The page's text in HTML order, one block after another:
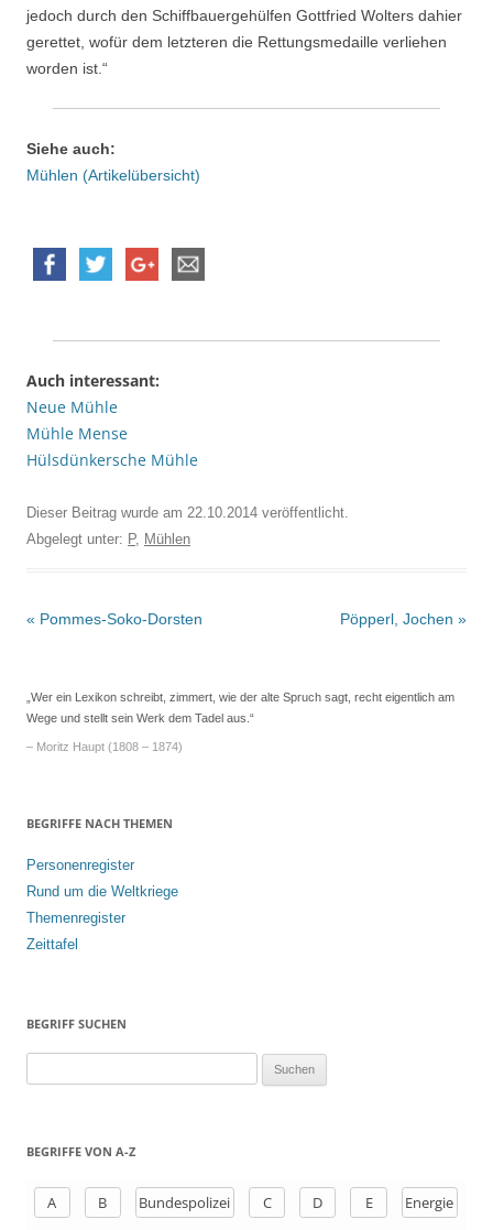
jedoch durch den Schiffbauergehülfen Gottfried Wolters dahier
gerettet, wofür dem letzteren die Rettungsmedaille verliehen
worden ist.“
Siehe auch:
Mühlen (Artikelübersicht)
Auch interessant:
Neue Mühle
Mühle Mense
Hülsdünkersche Mühle
Dieser Beitrag wurde am 22.10.2014 veröffentlicht.
Abgelegt unter: P, Mühlen
Beitrags-
« Pommes-Soko-Dorsten Pöpperl, Jochen »
„Wer ein Lexikon schreibt, zimmert, wie der alte Spruch sagt, recht eigentlich am
Wege und stellt sein Werk dem Tadel aus.“
– Moritz Haupt (1808 – 1874)
BEGRIFFE NACH THEMEN
Personenregister
Rund um die Weltkriege
Themenregister
Zeittafel
BEGRIFF SUCHEN
h
BEGRIFFE VON A-Z
A B Bundespolizei C D E Energie